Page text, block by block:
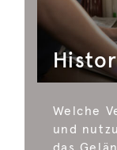
Welche
und